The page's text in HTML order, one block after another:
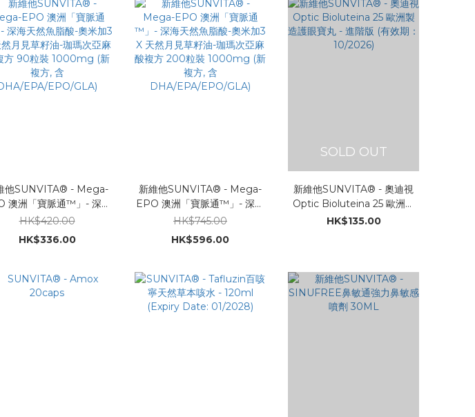
他SUNVITA® - Mega-
澳洲「寶脈通™」- 深海
魚脂酸-奧米加3 X 天然月
草籽油-珈瑪次亞麻酸複方
裝 1000mg (新複方, 含
HK$420.00
HK$336.00
新維他SUNVITA® - Mega-
EPO 澳洲「寶脈通™」- 深海
天然魚脂酸-奧米加3 X 天然月
見草籽油-珈瑪次亞麻酸複方
200粒裝 1000mg (新複方,
HK$745.00
HK$596.00
SOLD OUT
新維他SUNVITA® - 奧迪視
Optic Bioluteina 25 歐洲製
造護眼寶丸 - 進階版 (有效期：
HK$135.00